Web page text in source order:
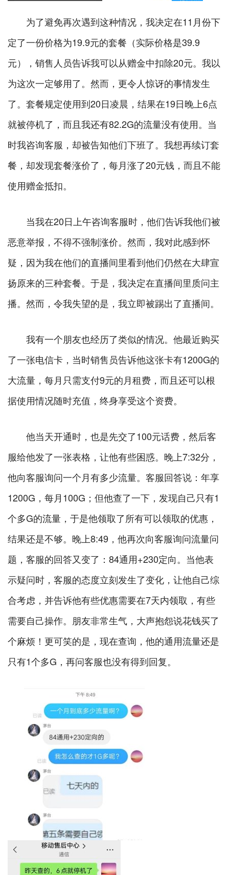
为了避免再次遇到这种情况，我决定在11月份下
定了一份价格为19.9元的套餐（实际价格是39.9
元），销售人员告诉我可以从赠金中扣除20元。我以
为这次一定够用了。然而，更令人惊讶的事情发生
了。套餐规定使用到20日凌晨，结果在19日晚上6点
就被停机了，而且我还有82.2G的流量没有使用。当
时我咨询客服，却被告知他们下班了。我想再续订套
餐，却发现套餐涨价了，每月涨了20元钱，而且不能
使用赠金抵扣。
当我在20日上午咨询客服时，他们告诉我他们被
恶意举报，不得不强制涨价。然而，我对此感到怀
疑，因为我在他们的直播间里看到他们仍然在大肆宣
扬原来的三种套餐。于是，我决定在直播间里质问主
播。然而，令我失望的是，我立即被踢出了直播间。
我有一个朋友也经历了类似的情况。他最近购买
了一张电信卡，当时销售员告诉他这张卡有1200G的
大流量，每月只需支付9元的月租费，而且还可以根
据使用情况随时充值，终身享受这个资费。
他当天开通时，也是先交了100元话费，然后客
服给他发了一张表格，让他有些困惑。晚上7:32分，
他向客服询问一个月有多少流量。客服回答说：年享
1200G，每月100G；但他查了一下，发现自己只有1
个多G的流量，于是他领取了所有可以领取的优惠，
结果还是不够。晚上8:49，他再次向客服询问流量问
题，客服的回答又变了：84通用+230定向。当他表
示疑问时，客服的态度立刻发生了变化，让他自己综
合考虑，并告诉他有些优惠需要在7天内领取，有些
需要自己操作。朋友非常生气，大声抱怨说花钱买了
个麻烦！更可笑的是，现在查询，他的通用流量还是
只有1个多G，再问客服也没有得到回复。